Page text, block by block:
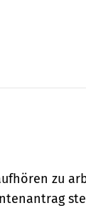
zu